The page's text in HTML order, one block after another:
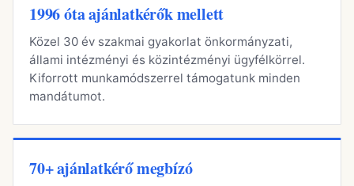
1996 óta ajánlatkérők mellett
Közel 30 év szakmai gyakorlat önkormányzati,
állami intézményi és közintézményi ügyfélkörrel.
Kiforrott munkamódszerrel támogatunk minden
mandátumot.
70+ ajánlatkérő megbízó